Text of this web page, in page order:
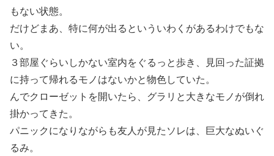
もない状態。
だけどまあ、特に何が出るといういわくがあるわけでもな
い。
３部屋ぐらいしかない室内をぐるっと歩き、見回った証拠
に持って帰れるモノはないかと物色していた。
んでクローゼットを開いたら、グラリと大きなモノが倒れ
掛かってきた。
パニックになりながらも友人が見たソレは、巨大なぬいぐ
るみ。